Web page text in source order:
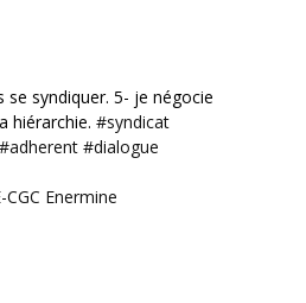
se syndiquer. 5- je négocie
hiérarchie. #syndicat
#adherent #dialogue
Enermine